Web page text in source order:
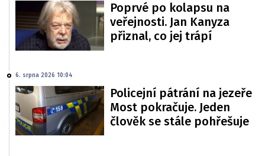
Poprvé po kolapsu na
veřejnosti. Jan Kanyza
přiznal, co jej trápí
6. srpna 2026 10:04
Policejní pátrání na jezeře
Most pokračuje. Jeden
člověk se stále pohřešuje